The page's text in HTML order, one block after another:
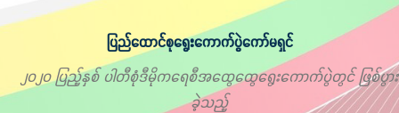
ပြည်ထောင်စုရွေးကောက်ပွဲကော်မရှင်
၂၀၂၀ ပြည့်နှစ် ပါတီစုံဒီမိုကရေစီအထွေထွေရွေးကောက်ပွဲတွင် ဖြစ်ပွား
ခဲ့သည့်